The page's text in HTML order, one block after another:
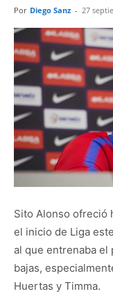
Por Diego Sanz - 27
Sito Alonso ofreció
el inicio de Liga
al que entrenaba el
bajas,
Huertas y Timma.